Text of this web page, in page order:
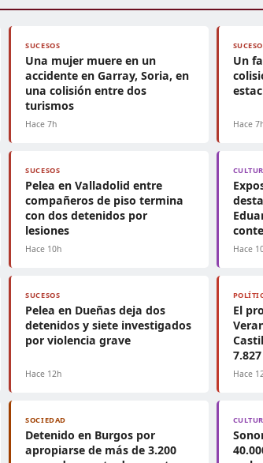
SUCESOS
Una mujer muere en un
accidente en Garray, Soria, en
una colisión entre dos
turismos
Hace 7h
Un
Hace
SUCESOS
Pelea en Valladolid entre
compañeros de piso termina
con dos detenidos por
lesiones
Hace 10h Hace
SUCESOS
Pelea en Dueñas deja dos
detenidos y siete investigados
por violencia grave
Hace 12h
El
Hace
SOCIEDAD
Detenido en Burgos por
apropiarse de más de 3.200